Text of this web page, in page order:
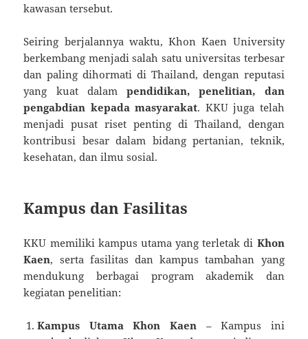
kawasan tersebut.
Seiring berjalannya waktu, Khon Kaen University
berkembang menjadi salah satu universitas terbesar
dan paling dihormati di Thailand, dengan reputasi
yang kuat dalampendidikan, penelitian, dan
pengabdian kepada masyarakat. KKU juga telah
menjadi pusat riset penting di Thailand, dengan
kontribusi besar dalam bidang pertanian, teknik,
kesehatan, dan ilmu sosial.
Kampus dan Fasilitas
KKU memiliki kampus utama yang terletak di Khon
Kaen, serta fasilitas dan kampus tambahan yang
mendukung berbagai program akademik dan
kegiatan penelitian:
Kampus Utama Khon Kaen – Kampus ini